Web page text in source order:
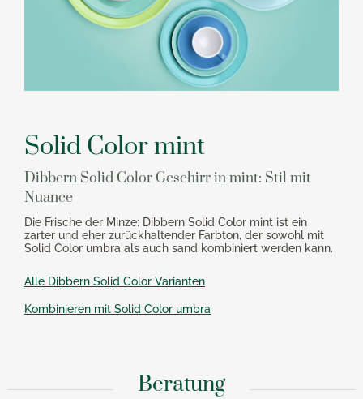
Solid Color mint
Dibbern Solid Color Geschirr in mint: Stil mit
Nuance
Die Frische der Minze: Dibbern Solid Color mint ist ein
zarter und eher zurückhaltender Farbton, der sowohl mit
Solid Color umbra als auch sand kombiniert werden kann.
Alle Dibbern Solid Color Varianten
Kombinieren mit Solid Color umbra
Beratung